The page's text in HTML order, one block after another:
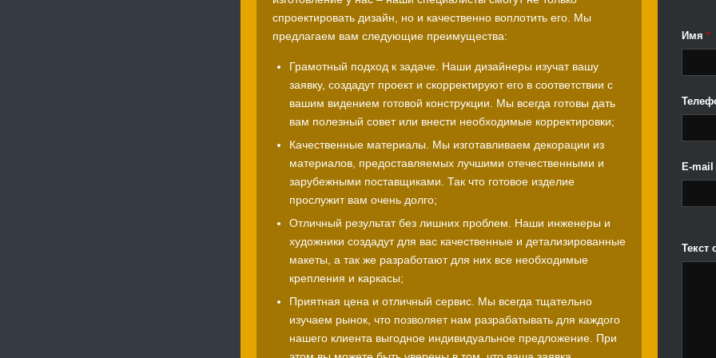
спроектировать дизайн, но и качественно воплотить его. Мы
предлагаем вам следующие преимущества:
Грамотный подход к задаче. Наши дизайнеры изучат вашу
заявку, создадут проект и скорректируют его в соответствии с
вашим видением готовой конструкции. Мы всегда готовы дать
вам полезный совет или внести необходимые корректировки;
Качественные материалы. Мы изготавливаем декорации из
материалов, предоставляемых лучшими отечественными и
зарубежными поставщиками. Так что готовое изделие
прослужит вам очень долго;
Отличный результат без лишних проблем. Наши инженеры и
художники создадут для вас качественные и детализированные
макеты, а так же разработают для них все необходимые
крепления и каркасы;
Приятная цена и отличный сервис. Мы всегда тщательно
изучаем рынок, что позволяет нам разрабатывать для каждого
нашего клиента выгодное индивидуальное предложение. При
Имя *
E-mail
Текст